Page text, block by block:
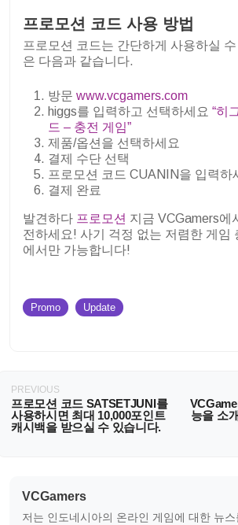
프로모션 코드 사용 방법
프로모션 코드는 간단하게 사용하실
은 다음과 같습니다.
방문 www.vcgamers.com
higgs를 입력하고 선택하세요 “히
드 – 충전 게임”
제품/옵션을 선택하세요
결제 수단 선택
프로모션 코드 CUANIN을 입력하
결제 완료
발견하다 프로모션 지금 VCGamers에
전하세요! 사기 걱정 없는 저렴한 게임
에서만 가능합니다!
Promo Update
PREVIOUS
프로모션 코드 SATSETJUNI를
사용하시면 최대 10,000포인트
캐시백을 받으실 수 있습니다.
능을 소
VCGamers
저는 인도네시아의 온라인 게임에 대한 뉴